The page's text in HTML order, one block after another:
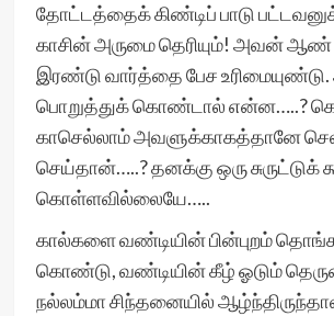
தோட்டத்தைக் கிண்டிப் பாடு
காசின் அருமை தெரியும்! அவன் ஆண்
இரண்டு வார்த்தை பேச
பொறுத்துக் கொண்டால் என்ன…..?
காசெல்லாம் அவளுக்காகத்தானே
செய்தான்…..? தனக்கு ஒரு சுருட்டுக்
கொள்ளவில்லையே…..
கால்களை வண்டியின் பின்புறம்
கொண்டு, வண்டியின் கீழ் ஓடும்
நல்லம்மா சிந்தனையில்